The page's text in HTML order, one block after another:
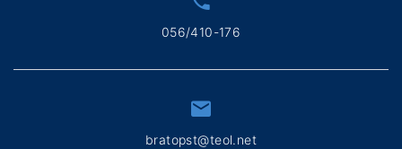
056/410-176
bratopst@teol.net